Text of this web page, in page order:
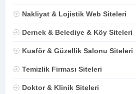
Nakliyat & Lojistik Web Siteleri
Dernek & Belediye & Köy Siteleri
Kuaför & Güzellik Salonu Siteleri
Temizlik Firması Siteleri
Doktor & Klinik Siteleri